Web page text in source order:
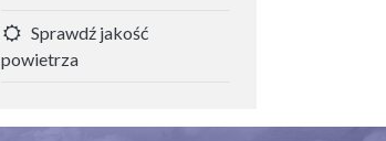
Sprawdź jakość
powietrza